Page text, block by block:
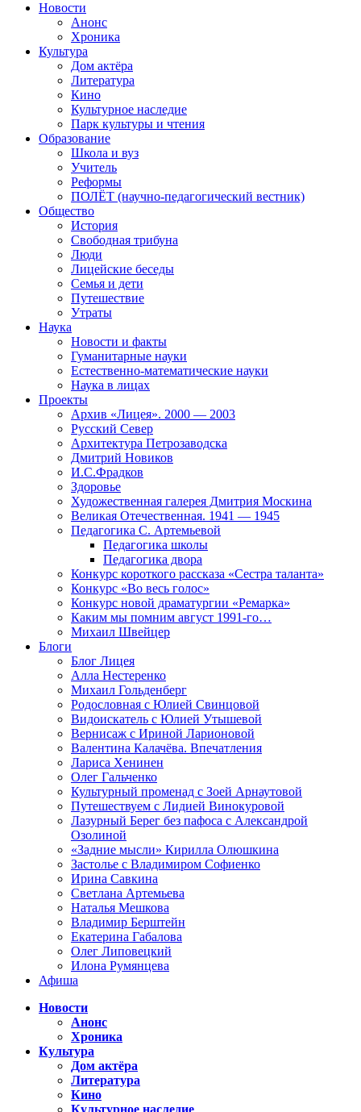
Новости
Анонс
Хроника
Культура
Дом актёра
Литература
Кино
Культурное наследие
Парк культуры и чтения
Образование
Школа и вуз
Учитель
Реформы
ПОЛЁТ (научно-педагогический вестник)
Общество
История
Свободная трибуна
Люди
Лицейские беседы
Семья и дети
Путешествие
Утраты
Наука
Новости и факты
Гуманитарные науки
Естественно-математические науки
Наука в лицах
Проекты
Архив «Лицея». 2000 — 2003
Русский Север
Архитектура Петрозаводска
Дмитрий Новиков
И.С.Фрадков
Здоровье
Художественная галерея Дмитрия Москина
Великая Отечественная. 1941 — 1945
Педагогика С. Артемьевой
Педагогика школы
Педагогика двора
Конкурс короткого рассказа «Сестра таланта»
Конкурс «Во весь голос»
Конкурс новой драматургии «Ремарка»
Каким мы помним август 1991-го…
Михаил Швейцер
Блоги
Блог Лицея
Алла Нестеренко
Михаил Гольденберг
Родословная с Юлией Свинцовой
Видоискатель с Юлией Утышевой
Вернисаж с Ириной Ларионовой
Валентина Калачёва. Впечатления
Лариса Хенинен
Олег Гальченко
Культурный променад с Зоей Арнаутовой
Путешествуем с Лидией Винокуровой
Лазурный Берег без пафоса с Александрой
Озолиной
«Задние мысли» Кирилла Олюшкина
Застолье с Владимиром Софиенко
Ирина Савкина
Светлана Артемьева
Наталья Мешкова
Владимир Берштейн
Екатерина Габалова
Олег Липовецкий
Илона Румянцева
Афиша
Новости
Анонс
Хроника
Культура
Дом актёра
Литература
Кино